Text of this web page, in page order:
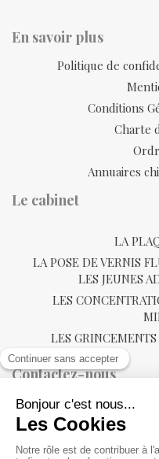
En savoir plus
Politique de
Conditions
Charte
Annuaires
Le cabinet
LA
LA POSE DE VERNIS
LES JEUNES
LES
LES
Contactez-nous
22